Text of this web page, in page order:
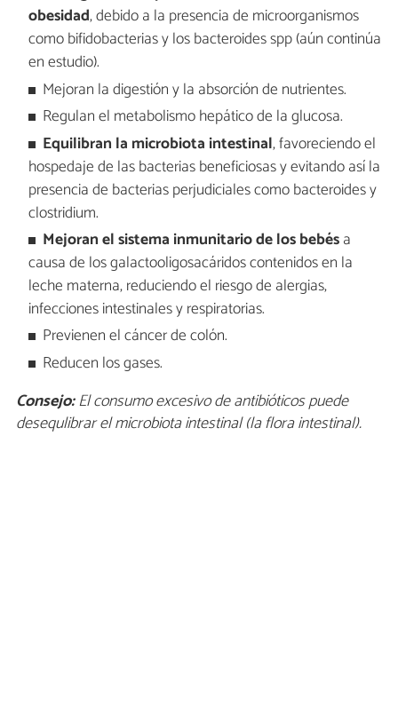
obesidad, debido a la presencia de microorganismos
como bifidobacterias y los bacteroides spp (aún continúa
en estudio).
Mejoran la digestión y la absorción de nutrientes.
Regulan el metabolismo hepático de la glucosa.
Equilibran la microbiota intestinal, favoreciendo el
hospedaje de las bacterias beneficiosas y evitando así la
presencia de bacterias perjudiciales como bacteroides y
clostridium.
Mejoran el sistema inmunitario de los bebésa
causa de los galactooligosacáridoscontenidos en la
leche materna, reduciendo el riesgo de alergias,
infecciones intestinales y respiratorias.
Previenen el cáncer de colón.
Reducen los gases.
Consejo:El consumo excesivo de antibióticos puede
desequlibrar el microbiota intestinal (la flora intestinal).